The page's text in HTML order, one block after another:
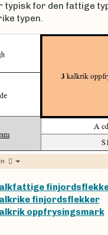
typisk for den fattige
typen.
finjordsflekker
oppfrysingsmark